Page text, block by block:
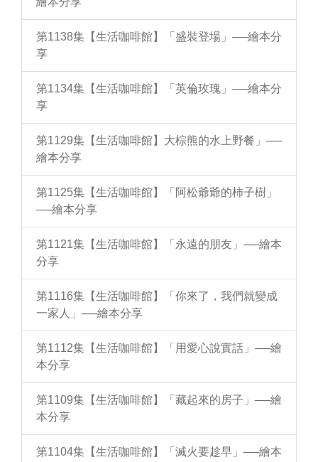
第1138集【生活咖啡館】「盛裝登場」──繪本分
享
第1134集【生活咖啡館】「英倫玫瑰」──繪本分
享
第1129集【生活咖啡館】大棕熊的水上野餐」──
繪本分享
第1125集【生活咖啡館】「阿松爺爺的柿子樹」
──繪本分享
第1121集【生活咖啡館】「永遠的朋友」──繪本
分享
第1116集【生活咖啡館】「你來了，我們就變成
一家人」──繪本分享
第1112集【生活咖啡館】「用愛心說實話」──繪
本分享
第1109集【生活咖啡館】「藏起來的房子」──繪
本分享
第1104集【生活咖啡館】「滅火要趁早」──繪本